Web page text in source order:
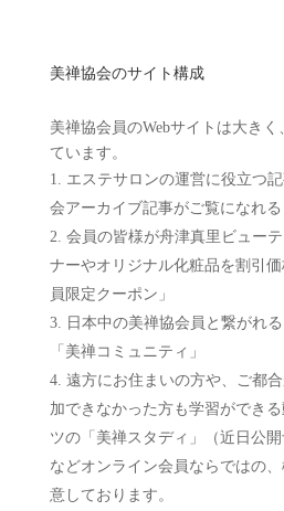
美禅協会のサイト構成
美禅協会員のWebサイトは大き
ています。
エステサロンの運営に役立つ
会アーカイブ記事がご覧になれる
会員の皆様が舟津真里ビュー
ナーやオリジナル化粧品を割引
員限定クーポン」
日本中の美禅協会員と繋がれ
「美禅コミュニティ」
遠方にお住まいの方や、ご都
加できなかった方も学習ができ
ツの「美禅スタディ」（近日公開
などオンライン会員ならではの
意しております。